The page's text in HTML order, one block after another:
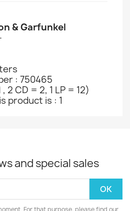
& Garfunkel
: 750465
2 CD = 2, 1 LP = 12)
product is : 1
and special sales
For that purpose, please find our